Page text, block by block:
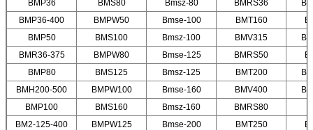
BMP36
BMS80 Bmsz-80 BMRS36
BMP36-400
BMPW50 Bmse-100 BMT160
BMP50
BMS100 Bmsz-100 BMV315
BMR36-375
BMPW80 Bmse-125 BMRS50
BMP80
BMS125 Bmsz-125 BMT200
BMH200-500
BMPW100 Bmse-160 BMV400
BMP100
BMS160 Bmsz-160 BMRS80
BM2-125-400
BMPW125 Bmse-200 BMT250